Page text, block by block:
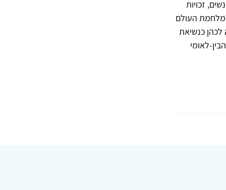
זכויות
העולם
על דעותיה ופעילותיה הפוליטיות, אך ב-1910 זכתה לכהן כנשיאת
הנשים הבין-לאומי